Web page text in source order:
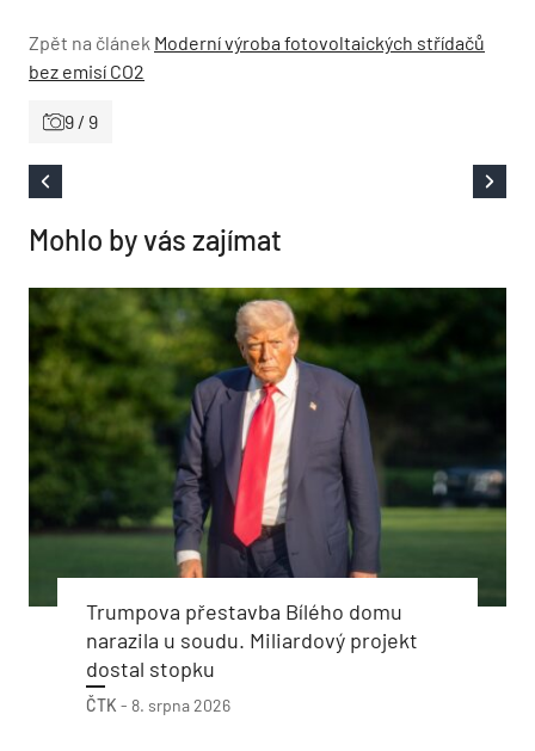
Zpět na článek Moderní výroba fotovoltaických střídačů
bez emisí CO2
9 / 9
Mohlo by vás zajímat
Trumpova přestavba Bílého domu
narazila u soudu. Miliardový projekt
dostal stopku
ČTK - 8. srpna 2026